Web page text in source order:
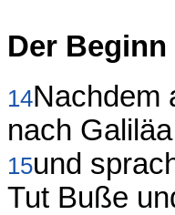
Der
14Nachdem
nach
15und
Tut Buße